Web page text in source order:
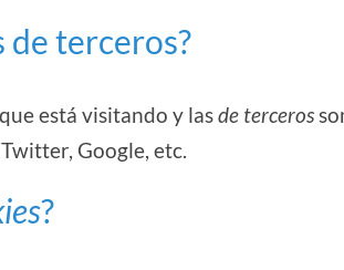
de terceros?
está visitando y lasde terceros
Google, etc.
?